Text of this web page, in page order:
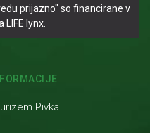
prijazno" so financirane v
lynx.
Pivka